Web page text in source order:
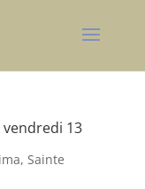
13
, Sainte